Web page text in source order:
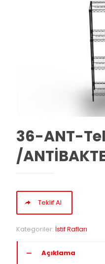
36-ANT-
/
Teklif Al
Kategoriler: İstif Rafları
Açıklama